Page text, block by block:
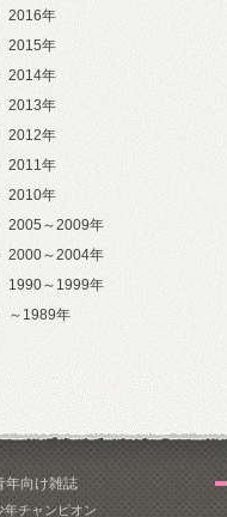
2016年
2015年
2014年
2013年
2012年
2011年
2010年
2005～2009年
2000～2004年
1990～1999年
～1989年
年向け雑誌
年チャンピオン